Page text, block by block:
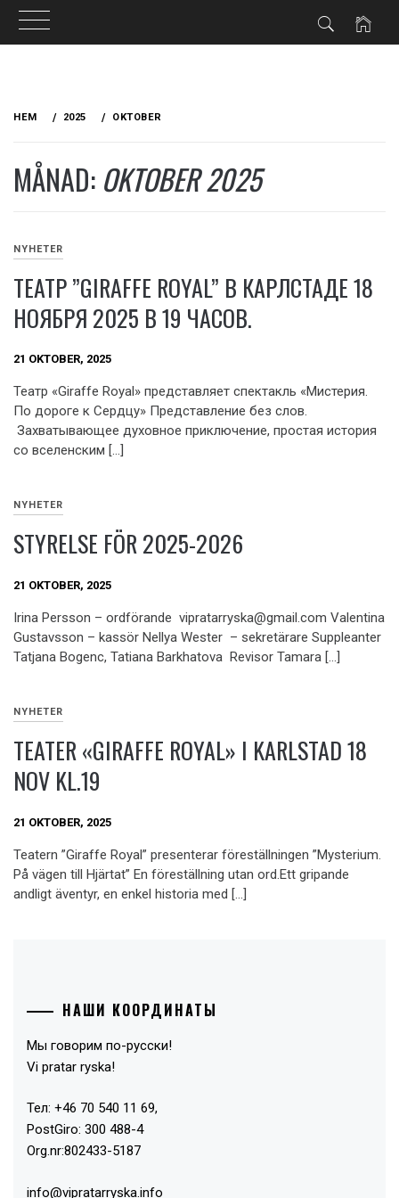
HEM 2025 OKTOBER
MÅNAD: OKTOBER 2025
NYHETER
ТЕАТР ”GIRAFFE ROYAL” В КАРЛСТАДЕ 18
НОЯБРЯ 2025 В 19 ЧАСОВ.
21 OKTOBER, 2025
Театр «Giraffe Royal» представляет спектакль «Мистерия.
По дороге к Сердцу» Представление без слов.
Захватывающее духовное приключение, простая история
со вселенским […]
NYHETER
STYRELSE FÖR 2025-2026
21 OKTOBER, 2025
Irina Persson – ordförande vipratarryska@gmail.com Valentina
Gustavsson – kassör Nellya Wester – sekretärare Suppleanter
Tatjana Bogenc, Tatiana Barkhatova Revisor Tamara […]
NYHETER
TEATER «GIRAFFE ROYAL» I KARLSTAD 18
NOV KL.19
21 OKTOBER, 2025
Teatern ”Giraffe Royal” presenterar föreställningen ”Mysterium.
På vägen till Hjärtat” En föreställning utan ord.Ett gripande
andligt äventyr, en enkel historia med […]
НАШИ КООРДИНАТЫ
Мы говорим по-русски!
Vi pratar ryska!
Тел: +46 70 540 11 69,
PostGiro: 300 488-4
Org.nr:802433-5187
info@vipratarryska.info